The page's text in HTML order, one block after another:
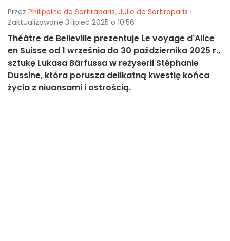
Przez Philippine de Sortiraparis, Julie de Sortiraparis ·
Zaktualizowane 3 lipiec 2025 o 10:56
Théâtre de Belleville prezentuje Le voyage d'Alice
en Suisse od 1 września do 30 października 2025 r.,
sztukę Lukasa Bärfussa w reżyserii Stéphanie
Dussine, która porusza delikatną kwestię końca
życia z niuansami i ostrością.